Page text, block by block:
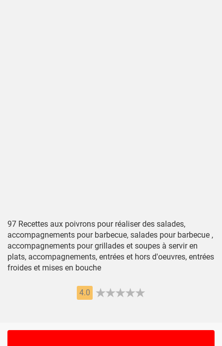
97 Recettes aux poivrons pour réaliser des salades,
accompagnements pour barbecue, salades pour barbecue ,
accompagnements pour grillades et soupes à servir en
plats, accompagnements, entrées et hors d'oeuvres, entrées
froides et mises en bouche
4.0